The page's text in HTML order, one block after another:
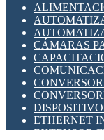
SENSORES
VARIACS
INTERFACES
OTROS
RELÉS
RELÉS DE
RELÉS DE
RELÉS
CÁMARAS
ETHERNET
EXTENSOR